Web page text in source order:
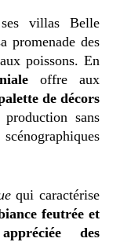
villas Belle
promenade des
poissons. En
offre aux
de décors
sans
qui caractérise
feutrée et
des